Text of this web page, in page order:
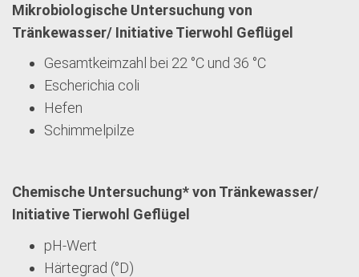
Mikrobiologische Untersuchung von
Tränkewasser/ Initiative Tierwohl Geflügel
Gesamtkeimzahl bei 22 °C und 36 °C
Escherichia coli
Hefen
Schimmelpilze
Chemische Untersuchung* von Tränkewasser/
Initiative Tierwohl Geflügel
pH-Wert
Härtegrad (°D)